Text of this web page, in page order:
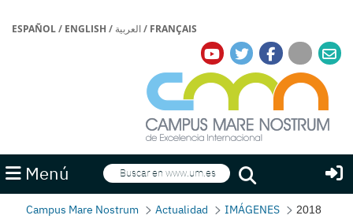
ESPAÑOL/ ENGLISH / العربية/ FRANÇAIS
Menú Buscar
Buscar
Campus Mare Nostrum Actualidad IMÁGENES 2018